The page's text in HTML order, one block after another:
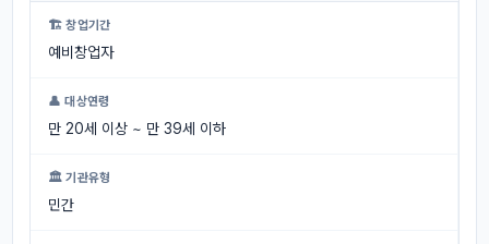
🏗 창업기간
예비창업자
👤 대상연령
만 20세 이상 ~ 만 39세 이하
🏛 기관유형
민간